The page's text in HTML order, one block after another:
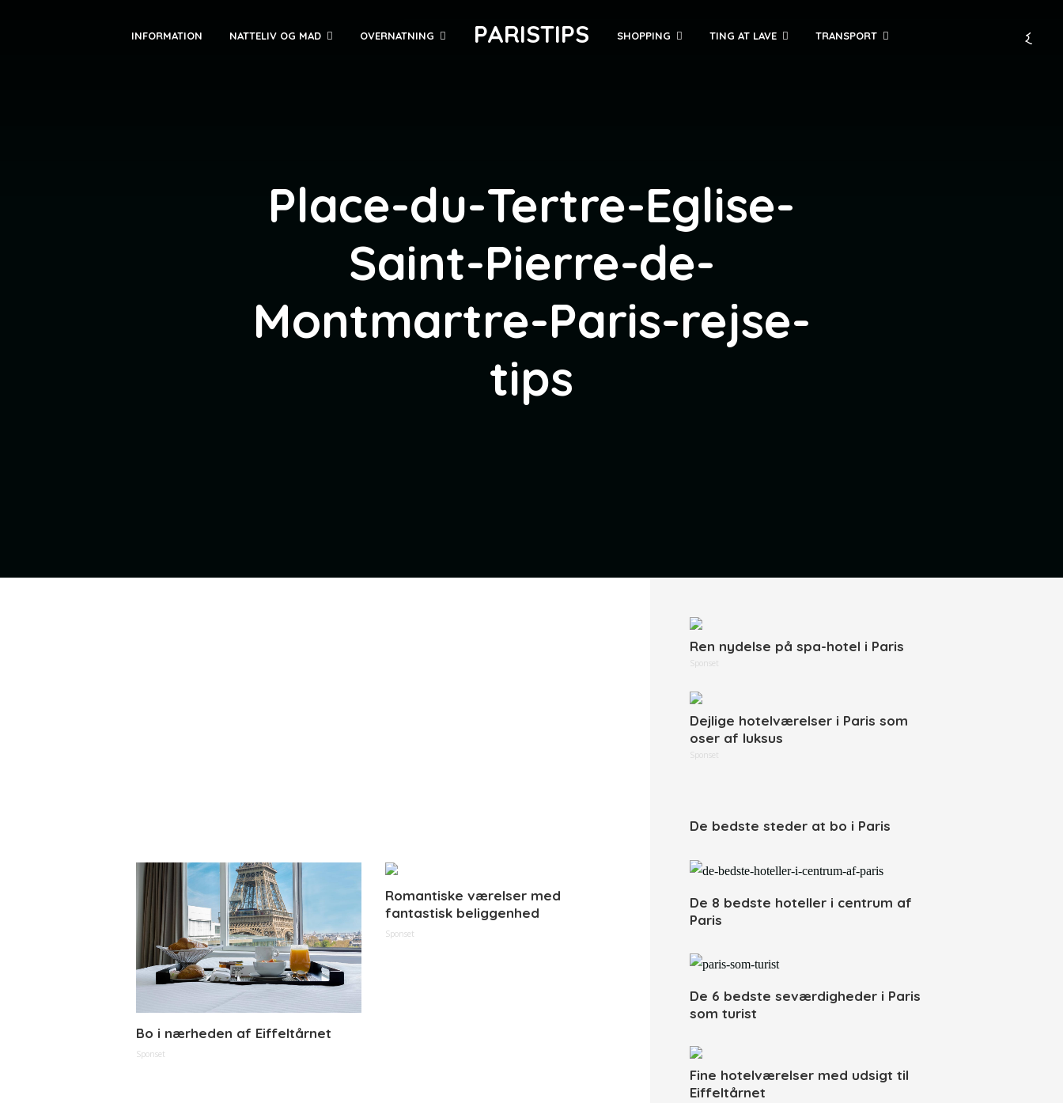
INFORMATION NATTELIV OG MAD OVERNATNING PARISTIPS SHOPPING TING AT LAVE TRANSPORT
Place-du-Tertre-Eglise-
Saint-Pierre-de-
Montmartre-Paris-rejse-
tips
Bo i nærheden af Eiffeltårnet
Sponset
Romantiske værelser med
fantastisk beliggenhed
Sponset
Ren nydelse på spa-hotel i Paris
Sponset
Dejlige hotelværelser i Paris som
oser af luksus
Sponset
De bedste steder at bo i Paris
De 8 bedste hoteller i centrum af
Paris
De 6 bedste seværdigheder i Paris
som turist
Fine hotelværelser med udsigt til
Eiffeltårnet